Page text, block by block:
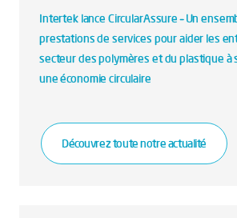
Intertek lance CircularAssure – Un
prestations de services pour aider les
secteur des polymères et du plastique à
une économie circulaire
Découvrez toute notre actualité